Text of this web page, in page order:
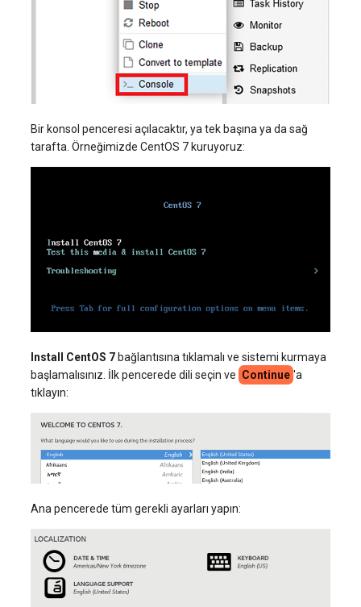
Bir konsol penceresi açılacaktır, ya tek başına ya da sağ
tarafta. Örneğimizde CentOS 7 kuruyoruz:
Install CentOS 7bağlantısına tıklamalı ve sistemi kurmaya
başlamalısınız. İlk pencerede dili seçin ve Continue 'a
tıklayın:
Ana pencerede tüm gerekli ayarları yapın: